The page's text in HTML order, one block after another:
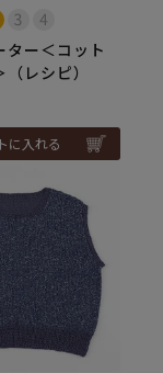
ター＜コット
レシピ）
に入れる